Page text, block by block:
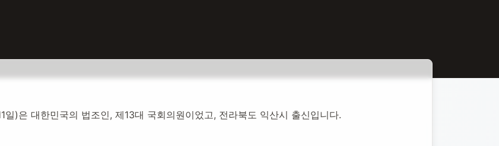
)은 대한민국의 법조인, 제13대 국회의원이었고, 전라북도 익산시 출신입니다.